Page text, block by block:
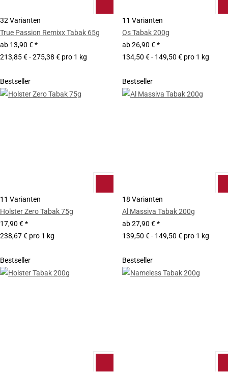
32 Varianten
True Passion Remixx Tabak 65g
ab 13,90 €*
213,85 € - 275,38 € pro 1 kg
11 Varianten
Os Tabak 200g
ab26,90 €*
134,50 € - 149,50 € pro 1 kg
Bestseller
11 Varianten
Holster Zero Tabak 75g
17,90 €*
238,67 € pro 1 kg
Bestseller
18 Varianten
Al Massiva Tabak 200g
ab27,90 €*
139,50 € - 149,50 € pro 1 kg
Bestseller Bestseller